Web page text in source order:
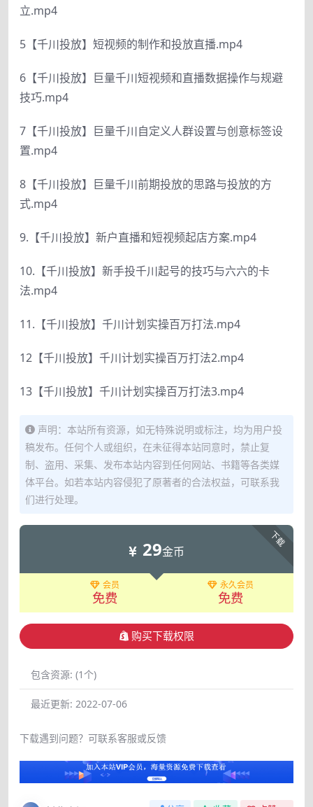
立.mp4
5【千川投放】短视频的制作和投放直播.mp4
6【千川投放】巨量千川短视频和直播数据操作与规避
技巧.mp4
7【千川投放】巨量千川自定义人群设置与创意标签设
置.mp4
8【千川投放】巨量千川前期投放的思路与投放的方
式.mp4
9.【千川投放】新户直播和短视频起店方案.mp4
10.【千川投放】新手投千川起号的技巧与六六的卡
法.mp4
11.【千川投放】千川计划实操百万打法.mp4
12【千川投放】千川计划实操百万打法2.mp4
13【千川投放】千川计划实操百万打法3.mp4
声明：本站所有资源，如无特殊说明或标注，均为用户投
稿发布。任何个人或组织，在未征得本站同意时，禁止复
制、盗用、采集、发布本站内容到任何网站、书籍等各类媒
体平台。如若本站内容侵犯了原著者的合法权益，可联系我
们进行处理。
下载
29金币
会员
免费
永久会员
免费
购买下载权限
包含资源: (1个)
最近更新: 2022-07-06
下载遇到问题？可联系客服或反馈